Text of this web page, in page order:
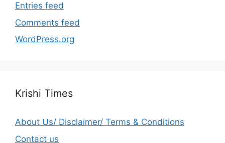
Entries feed
Comments feed
WordPress.org
Krishi Times
About Us/ Disclaimer/ Terms & Conditions
Contact us